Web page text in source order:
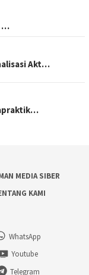
…
Akt…
MEDIA SIBER
KAMI
WhatsApp
Youtube
Telegram